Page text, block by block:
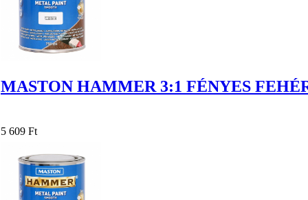
MASTON HAMMER 3:1 FÉNYES
5 609 Ft